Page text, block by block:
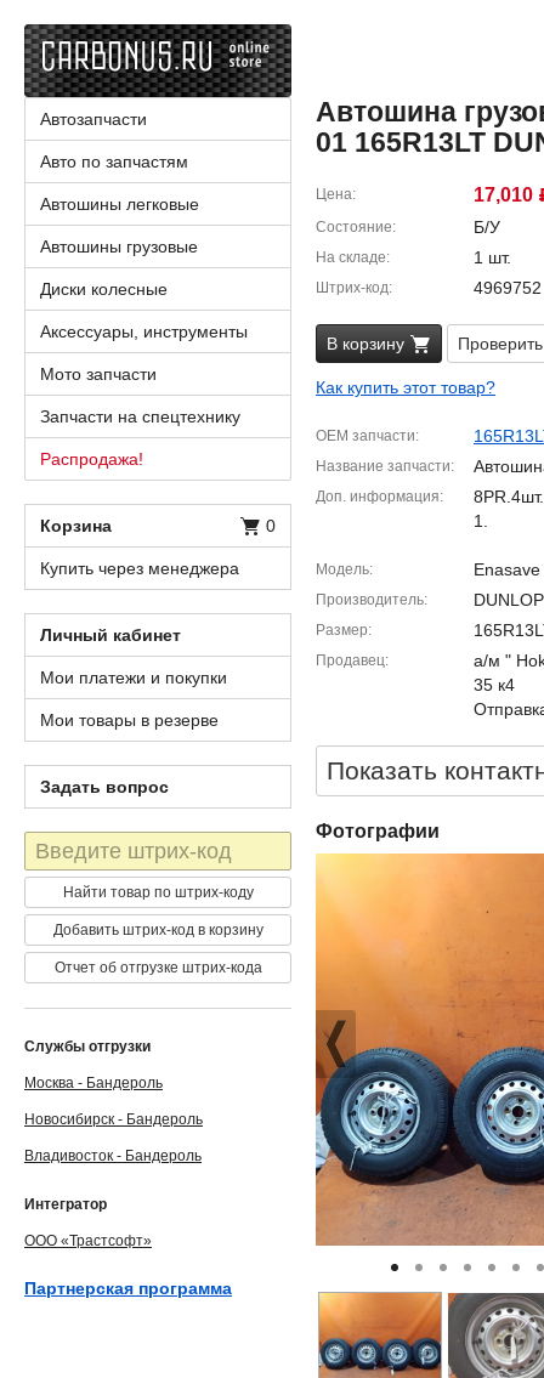
Автошина
01 165R13LT
Цена 17,010
Состояние Б/У
На складе 1 шт.
Штрих-код 4969752
В корзину
Как купить этот товар?
OEM запчасти
Название запчасти
Доп. информация
1.
Модель
Производитель DUNLOP
Размер
Продавец
а/м "
35 к4
Показать
Фотографии
Автозапчасти
Авто по запчастям
Автошины легковые
Автошины грузовые
Диски колесные
Аксессуары, инструменты
Мото запчасти
Запчасти на спецтехнику
Распродажа!
Корзина 0
Купить через менеджера
Личный кабинет
Мои платежи и покупки
Мои товары в резерве
Задать вопрос
Штрих-
код
Найти товар по штрих-коду
Добавить штрих-код в корзину
Отчет об отгрузке штрих-кода
Службы отгрузки
Москва - Бандероль
Новосибирск - Бандероль
Владивосток - Бандероль
Интегратор
ООО «Трастсофт»
Партнерская программа